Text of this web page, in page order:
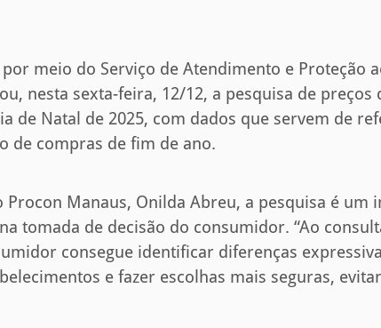
meio do Serviço de Atendimento e Proteção
nesta sexta-feira, 12/12, a pesquisa de preços
de Natal de 2025, com dados que servem de
de compras de fim de ano.
Procon Manaus, Onilda Abreu, a pesquisa é um
tomada de decisão do consumidor. “Ao
consegue identificar diferenças
e fazer escolhas mais seguras,